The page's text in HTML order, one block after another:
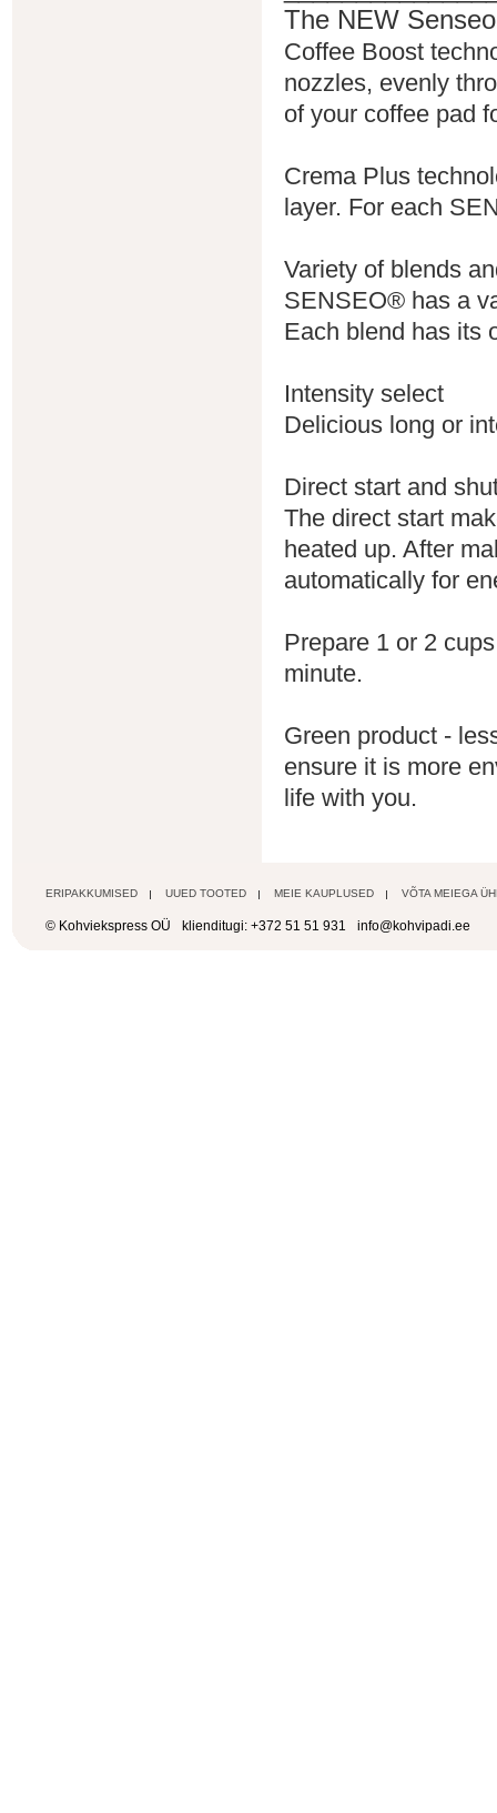
The NEW
Coffee Boost
nozzles, evenly
of your coffee pad
Crema Plus
layer. For each
Variety of blends
SENSEO® has a
Each blend has its
Intensity select
Delicious long or
Direct start and
The direct start
heated up. After
automatically for
Prepare 1 or 2
minute.
Green product - l
ensure it is more
life with you.
ERIPAKKUMISED UUED TOOTED MEIE KAUPLUSED VÕTA MEIEGA
© Kohviekspress OÜ klienditugi: +372 51 51 931 info@kohvipadi.ee